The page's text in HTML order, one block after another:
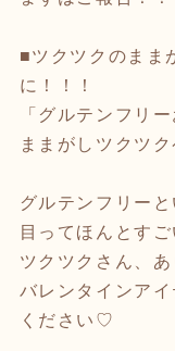
■ツクツクのまま
に！！！
「グルテンフリ
ままがしツクツ
グルテンフリー
目ってほんとす
ツクツクさん、
バレンタインア
ください♡